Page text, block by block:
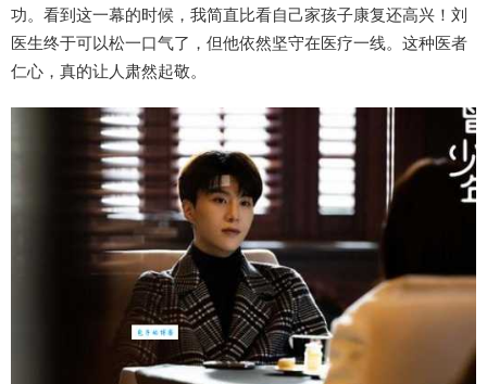
功。看到这一幕的时候，我简直比看自己家孩子康复还高兴！刘
医生终于可以松一口气了，但他依然坚守在医疗一线。这种医者
仁心，真的让人肃然起敬。